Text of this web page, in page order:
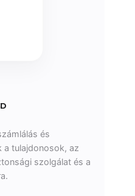
és
a tulajdonosok, az
szolgálat és a